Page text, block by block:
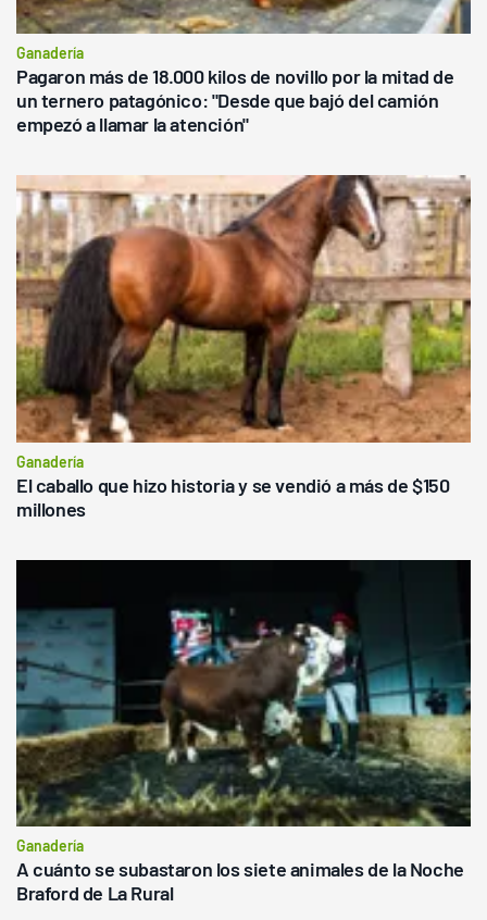
Ganadería
Pagaron más de 18.000 kilos de novillo por la mitad de
un ternero patagónico: "Desde que bajó del camión
empezó a llamar la atención"
Ganadería
El caballo que hizo historia y se vendió a más de $150
millones
Ganadería
A cuánto se subastaron los siete animales de la Noche
Braford de La Rural